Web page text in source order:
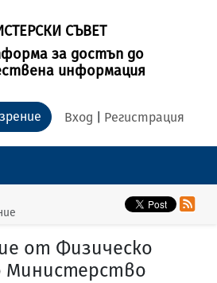
СЪВЕТ
за достъп до
информация
Вход Регистрация
от Физическо
Министерство